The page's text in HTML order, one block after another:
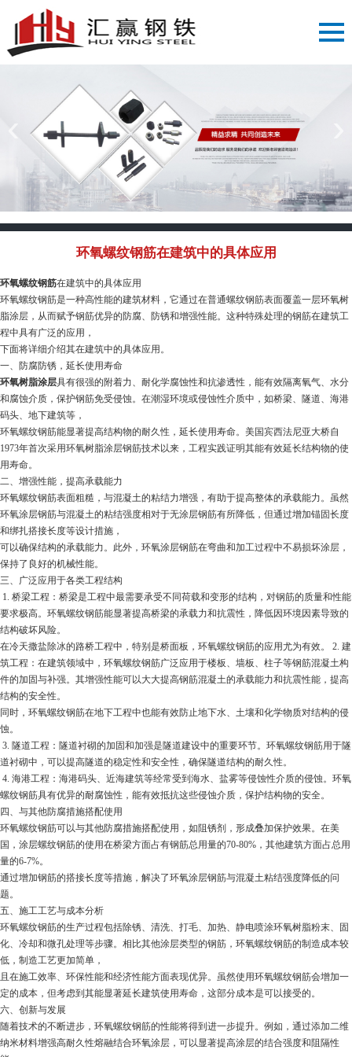
‹
环氧螺纹钢筋在建筑中的具体应用
环氧螺纹钢筋在建筑中的具体应用
环氧螺纹钢筋是一种高性能的建筑材料，它通过在普通螺纹钢筋表面覆盖一层环氧树
脂涂层，从而赋予钢筋优异的防腐、防锈和增强性能。这种特殊处理的钢筋在建筑工
程中具有广泛的应用，
下面将详细介绍其在建筑中的具体应用。
一、防腐防锈，延长使用寿命
环氧树脂涂层具有很强的附着力、耐化学腐蚀性和抗渗透性，能有效隔离氧气、水分
和腐蚀介质，保护钢筋免受侵蚀。在潮湿环境或侵蚀性介质中，如桥梁、隧道、海港
码头、地下建筑等，
环氧螺纹钢筋能显著提高结构物的耐久性，延长使用寿命。美国宾西法尼亚大桥自
1973年首次采用环氧树脂涂层钢筋技术以来，工程实践证明其能有效延长结构物的使
用寿命。
二、增强性能，提高承载能力
环氧螺纹钢筋表面粗糙，与混凝土的粘结力增强，有助于提高整体的承载能力。虽然
环氧涂层钢筋与混凝土的粘结强度相对于无涂层钢筋有所降低，但通过增加锚固长度
和绑扎搭接长度等设计措施，
可以确保结构的承载能力。此外，环氧涂层钢筋在弯曲和加工过程中不易损坏涂层，
保持了良好的机械性能。
三、广泛应用于各类工程结构
1. 桥梁工程：桥梁是工程中最需要承受不同荷载和变形的结构，对钢筋的质量和性能
要求极高。环氧螺纹钢筋能显著提高桥梁的承载力和抗震性，降低因环境因素导致的
结构破坏风险。
在冷天撒盐除冰的路桥工程中，特别是桥面板，环氧螺纹钢筋的应用尤为有效。
2. 建
筑工程：在建筑领域中，环氧螺纹钢筋广泛应用于楼板、墙板、柱子等钢筋混凝土构
件的加固与补强。其增强性能可以大大提高钢筋混凝土的承载能力和抗震性能，提高
结构的安全性。
同时，环氧螺纹钢筋在地下工程中也能有效防止地下水、土壤和化学物质对结构的侵
蚀。
3. 隧道工程：隧道衬砌的加固和加强是隧道建设中的重要环节。环氧螺纹钢筋用于隧
道衬砌中，可以提高隧道的稳定性和安全性，确保隧道结构的耐久性。
4. 海港工程：海港码头、近海建筑等经常受到海水、盐雾等侵蚀性介质的侵蚀。环氧
螺纹钢筋具有优异的耐腐蚀性，能有效抵抗这些侵蚀介质，保护结构物的安全。
四、与其他防腐措施搭配使用
环氧螺纹钢筋可以与其他防腐措施搭配使用，如阻锈剂，形成叠加保护效果。在美
国，涂层螺纹钢筋的使用在桥梁方面占有钢筋总用量的70-80%，其他建筑方面占总用
量的6-7%。
通过增加钢筋的搭接长度等措施，解决了环氧涂层钢筋与混凝土粘结强度降低的问
题。
五、施工工艺与成本分析
环氧螺纹钢筋的生产过程包括除锈、清洗、打毛、加热、静电喷涂环氧树脂粉末、固
化、冷却和微孔处理等步骤。相比其他涂层类型的钢筋，环氧螺纹钢筋的制造成本较
低，制造工艺更加简单，
且在施工效率、环保性能和经济性能方面表现优异。虽然使用环氧螺纹钢筋会增加一
定的成本，但考虑到其能显著延长建筑使用寿命，这部分成本是可以接受的。
六、创新与发展
随着技术的不断进步，环氧螺纹钢筋的性能将得到进一步提升。例如，通过添加二维
纳米材料增强高耐久性熔融结合环氧涂层，可以显著提高涂层的结合强度和阻隔性